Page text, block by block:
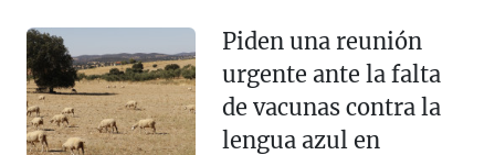
Piden una reunión
urgente ante la falta
de vacunas contra la
lengua azul en